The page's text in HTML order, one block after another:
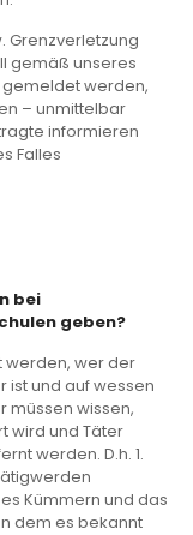
Grenzverletzung
gemäß unseres
werden,
– unmittelbar
informieren
Falles
bei
geben?
werden, wer der
ist und auf wessen
müssen wissen,
wird und Täter
werden. D.h. 1.
Kümmern und das
dem es bekannt